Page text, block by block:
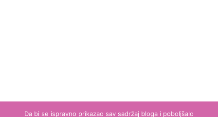
Da bi se ispravno prikazao sav sadržaj bloga i poboljšalo